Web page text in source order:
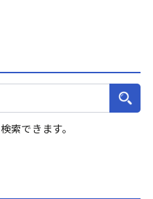
索できます。